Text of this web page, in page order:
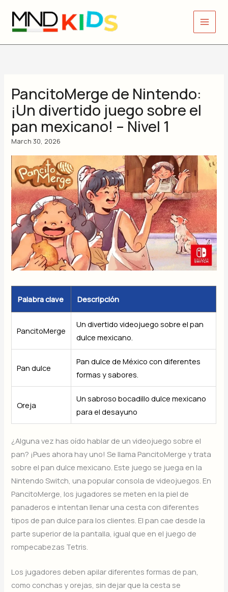
content
PancitoMerge de Nintendo:
¡Un divertido juego sobre el
pan mexicano! – Nivel 1
Palabra clave Descripción
PancitoMerge
Un divertido videojuego sobre el pan
dulce mexicano.
Pan dulce
Pan dulce de México con diferentes
formas y sabores.
Oreja
Un sabroso bocadillo dulce mexicano
para el desayuno
¿Alguna vez has oído hablar de un videojuego sobre el
pan? ¡Pues ahora hay uno! Se llama PancitoMerge y trata
sobre el pan dulce mexicano. Este juego se juega en la
Nintendo Switch, una popular consola de videojuegos. En
PancitoMerge, los jugadores se meten en la piel de
panaderos e intentan llenar una cesta con diferentes
tipos de pan dulce para los clientes. El pan cae desde la
parte superior de la pantalla, igual que en el juego de
rompecabezas Tetris.
Los jugadores deben apilar diferentes formas de pan,
como conchas y orejas, sin dejar que la cesta se